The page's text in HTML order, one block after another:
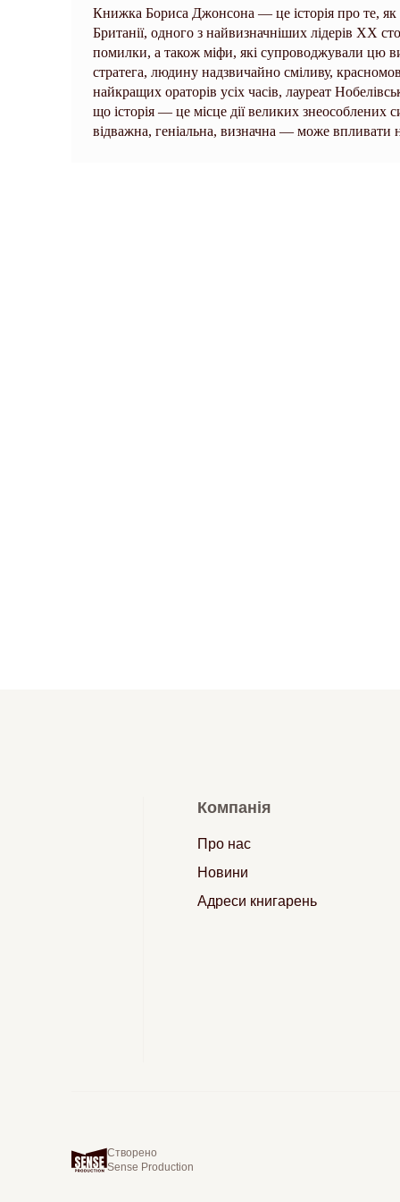
Книжка Бориса Джонсона — це історія про те, як
Британії, одного з найвизначніших лідерів ХХ
помилки, а також міфи, які супроводжували цю
стратега, людину надзвичайно сміливу,
найкращих ораторів усіх часів, лауреат
що історія — це місце дії великих
відважна, геніальна, визначна — може впливати
Компанія
Про нас
Новини
Адреси книгарень
Створено
Sense Production